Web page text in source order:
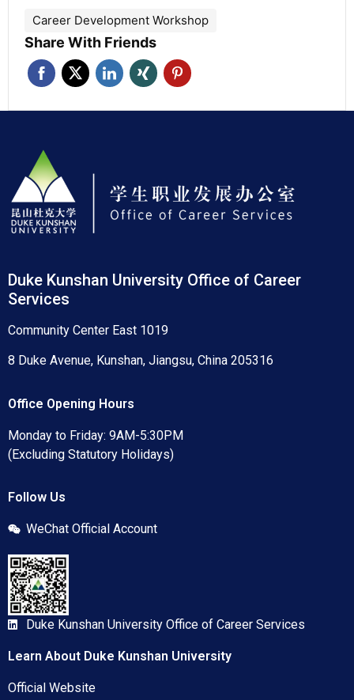
Career Development Workshop
Share With Friends
Duke Kunshan University Office of Career
Services
Community Center East 1019
8 Duke Avenue, Kunshan, Jiangsu, China 205316
Office Opening Hours
Monday to Friday: 9AM-5:30PM
(Excluding Statutory Holidays)
Follow Us
WeChat Official Account
Duke Kunshan University Office of Career Services
Learn About Duke Kunshan University
Official Website